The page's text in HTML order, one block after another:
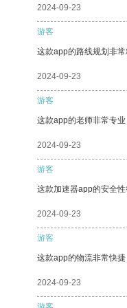
2024-09-23
游客
这款app的路线规划非常
2024-09-23
游客
这款app的老师非常专业
2024-09-23
游客
这款加速器app的安全
2024-09-23
游客
这款app的物流非常快捷
2024-09-23